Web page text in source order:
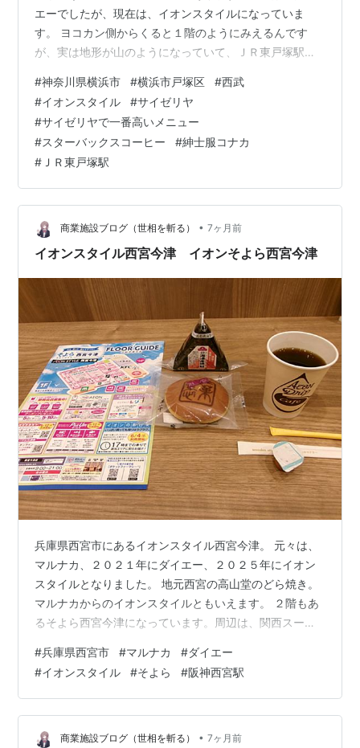
エーでしたが、現在は、イオンスタイルになっていま
す。 ヨコカン側からくると１階のようにみえるんです
が、実は地形が山のようになっていて、ＪＲ東戸塚駅が
ターに、イオンスタイル東戸塚で、オーロラシティのよ
うです。 オーロラウォークというところがメインストリ
ートみたいになっています。駅からやってくると、イオ
ンにつく頃は、３階や４階のあたりにつきあたります。
西武・そごうは、かつてのセブン＆アイホールディング
スあってか、その名残りで、西武百貨店側にセブ…
#神奈川県横浜市 #横浜市戸塚区 #西武
#イオンスタイル #サイゼリヤ
#サイゼリヤで一番高いメニュー
#スターバックスコーヒー #紳士服コナカ
# ＪＲ東戸塚駅
商業施設ブログ（世相を斬る） • 7ヶ月前
イオンスタイル西宮今津 イオンそよら西宮今津
兵庫県西宮市にあるイオンスタイル西宮今津。 元々は、
マルナカ、２０２１年にダイエー、２０２５年にイオン
スタイルとなりました。 地元西宮の高山堂のどら焼き。
マルナカからのイオンスタイルともいえます。 ２階もあ
るそよら西宮今津になっています。周辺は、関西スーパ
場所にあります。 最寄駅は、阪神西宮駅。距離は今津で
すが、バスでくるなら、西宮駅がいいかと思います。プ
ロ野球阪神といえば、昨年、セリーグ優勝という時代で
した。最近は、昭和の時代では考えられなかったことか
と思いますが、昨年、日本シリーズ優勝したチームがど
#兵庫県西宮市 #マルナカ #ダイエー
#イオンスタイル #そよら #阪神西宮駅
商業施設ブログ（世相を斬る） • 7ヶ月前